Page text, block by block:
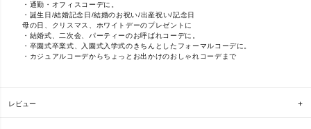
・通勤・オフィスコーデに。
・誕生日/結婚記念日/結婚のお祝い/出産祝い/記念日
母の日、クリスマス、ホワイトデーのプレゼントに
・結婚式、二次会、パーティーのお呼ばれコーデに。
・卒園式卒業式、入園式入学式のきちんとしたフォーマルコーデに。
・カジュアルコーデからちょっとお出かけのおしゃれコーデまで
レビュー